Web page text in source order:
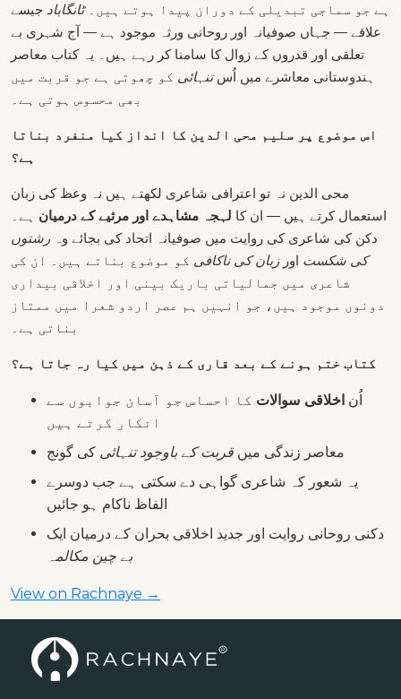
ہے جو سماجی تبدیلی کے دوران پیدا ہوتے ہیں۔ٹانگاباد جیسے
علاقے — جہاں صوفیانہ اور روحانی ورثہ موجود ہے — آج شہری بے
تعلقی اور قدروں کے زوال کا سامنا کر رہے ہیں۔ یہ کتاب معاصر
ہندوستانی معاشرے میں اُستنہائی کو چھوتی ہے جو قربت میں
بھی محسوس ہوتی ہے۔
اس موضوع پر سلیم محی الدین کا انداز کیا منفرد بناتا
ہے؟
محی الدین نہ تو اعترافی شاعری لکھتے ہیں نہ وعظ کی زبان
استعمال کرتے ہیں — ان کا لہجہ مشاہدے اور مرثیے کے درمیان ہے۔
دکن کی شاعری کی روایت میں صوفیانہ اتحاد کی بجائے وہ رشتوں
کی شکست اورزبان کی ناکافی کو موضوع بناتے ہیں۔ ان کی
شاعری میں جمالیاتی باریک بینی اور اخلاقی بیداری
دونوں موجود ہیں، جو انہیں ہم عصر اردو شعرا میں ممتاز
بناتی ہے۔
کتاب ختم ہونے کے بعد قاری کے ذہن میں کیا رہ جاتا ہے؟
اُن اخلاقی سوالات کا احساس جو آسان جوابوں سے
انکار کرتے ہیں
معاصر زندگی میں قربت کے باوجود تنہائی کی گونج
یہ شعور کہ شاعری گواہی دے سکتی ہے جب دوسرے
الفاظ ناکام ہو جائیں
دکنی روحانی روایت اور جدید اخلاقی بحران کے درمیان ایک
بے چین مکالمہ
View on Rachnaye →